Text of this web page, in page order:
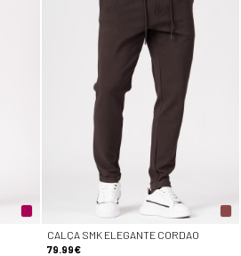
CALÇA SMK ELEGANTE CORDAO
79.99€